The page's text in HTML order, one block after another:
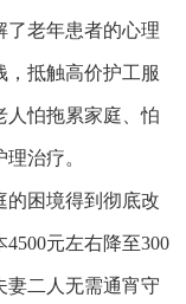
老年患者的心理
，抵触高价护工服
人怕拖累家庭、怕
治疗。
困境得到彻底改
元左右降至300
妻二人无需通宵守